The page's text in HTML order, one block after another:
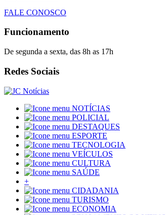
FALE CONOSCO
Funcionamento
De segunda a sexta, das 8h as 17h
Redes Sociais
NOTÍCIAS
POLICIAL
DESTAQUES
ESPORTE
TECNOLOGIA
VEÍCULOS
CULTURA
SAÚDE
+
CIDADANIA
TURISMO
ECONOMIA